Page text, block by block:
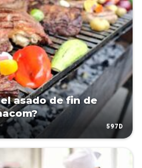
asado de fin de
597D